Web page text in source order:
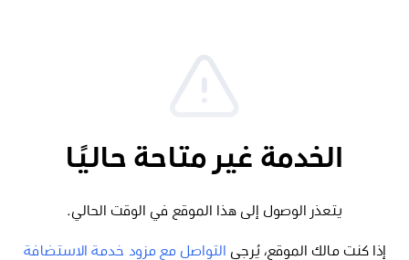
الخدمة غير متاحة حاليًا
يتعذر الوصول إلى هذا الموقع في الوقت الحالي.
إذا كنت مالك الموقع، يُرجى
التواصل مع مزود خدمة الاستضافة